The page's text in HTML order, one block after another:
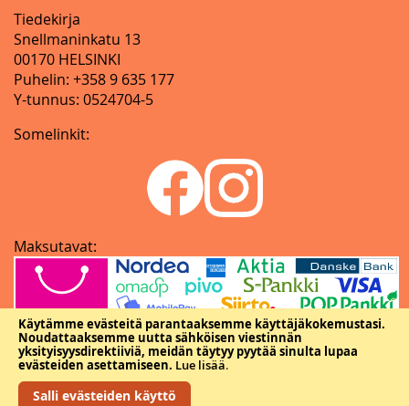
Käytämme evästeitä parantaaksemme käyttäjäkokemustasi.
Noudattaaksemme uutta sähköisen viestinnän
yksityisyysdirektiiviä, meidän täytyy pyytää sinulta lupaa
evästeiden asettamiseen. Lue lisää.
Salli evästeiden käyttö
Tiedekirja
Snellmaninkatu 13
00170 HELSINKI
Puhelin: +358 9 635 177
Y-tunnus: 0524704-5
Somelinkit:
Maksutavat:
Copyright © Tieteellisten seurain valtuuskunta